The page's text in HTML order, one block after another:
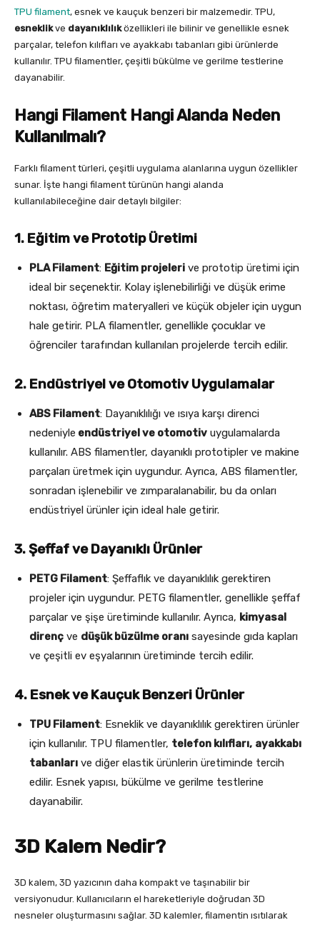
TPU filament, esnek ve kauçuk benzeri bir malzemedir. TPU,
esneklikve dayanıklılıközellikleri ile bilinir ve genellikle esnek
parçalar, telefon kılıfları ve ayakkabı tabanları gibi ürünlerde
kullanılır. TPU filamentler, çeşitli bükülme ve gerilme testlerine
dayanabilir.
Hangi Filament Hangi Alanda Neden
Kullanılmalı?
Farklı filament türleri, çeşitli uygulama alanlarına uygun özellikler
sunar. İşte hangi filament türünün hangi alanda
kullanılabileceğine dair detaylı bilgiler:
1. Eğitim ve Prototip Üretimi
PLA Filament: Eğitim projeleri ve prototip üretimi için
ideal bir seçenektir. Kolay işlenebilirliği ve düşük erime
noktası, öğretim materyalleri ve küçük objeler için uygun
hale getirir. PLA filamentler, genellikle çocuklar ve
öğrenciler tarafından kullanılan projelerde tercih edilir.
2. Endüstriyel ve Otomotiv Uygulamalar
ABS Filament: Dayanıklılığı ve ısıya karşı direnci
nedeniyle endüstriyel ve otomotiv uygulamalarda
kullanılır. ABS filamentler, dayanıklı prototipler ve makine
parçaları üretmek için uygundur. Ayrıca, ABS filamentler,
sonradan işlenebilir ve zımparalanabilir, bu da onları
endüstriyel ürünler için ideal hale getirir.
3. Şeffaf ve Dayanıklı Ürünler
PETG Filament: Şeffaflık ve dayanıklılık gerektiren
projeler için uygundur. PETG filamentler, genellikle şeffaf
parçalar ve şişe üretiminde kullanılır. Ayrıca, kimyasal
direnç ve düşük büzülme oranı sayesinde gıda kapları
ve çeşitli ev eşyalarının üretiminde tercih edilir.
4. Esnek ve Kauçuk Benzeri Ürünler
TPU Filament: Esneklik ve dayanıklılık gerektiren ürünler
için kullanılır. TPU filamentler, telefon kılıfları, ayakkabı
tabanları ve diğer elastik ürünlerin üretiminde tercih
edilir. Esnek yapısı, bükülme ve gerilme testlerine
dayanabilir.
3D Kalem Nedir?
3D kalem, 3D yazıcının daha kompakt ve taşınabilir bir
versiyonudur. Kullanıcıların el hareketleriyle doğrudan 3D
nesneler oluşturmasını sağlar. 3D kalemler, filamentin ısıtılarak